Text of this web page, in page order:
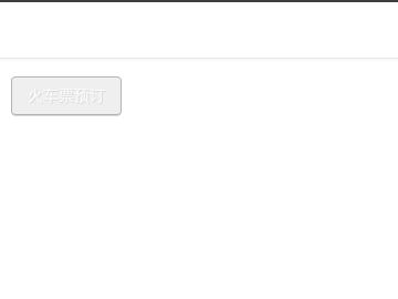
火车票预订